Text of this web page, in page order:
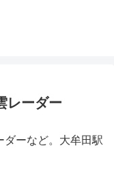
レーダー
ダーなど。大牟田駅